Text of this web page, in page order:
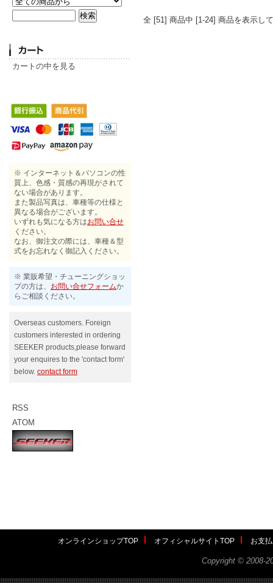
カートの中を見る
※ インターネット＆パソコンの性
質上、色感・質感の再現がされて
ない場合があります。
また製品写真は、車種等の仕様と
異なる場合がございます。
いずれも気になる方はお問い合せ
ください。
なお、御注文の際には、車種＆型
式をお忘れなく御記入ください。
※ 業販希望・チューニングショッ
プの方は、 お問い合せフォームか
らご相談ください。
Overseas customers. Foreign
customers interested in ordering
SEEKER products,please forward
your enquires to the 'contact form'
below. contact form
RSS
ATOM
全 [51] 商品中 [1-24] 商品を表示
オンラインショップTOP オフィシャルサイトTOP お支
Copyright © 2008-